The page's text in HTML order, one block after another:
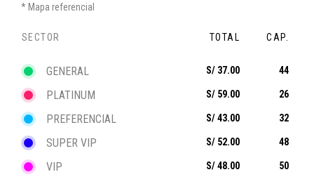
Mapa referencial
SECTOR TOTAL CAP.
GENERAL S/ 37.00 44
PLATINUM S/ 59.00 26
PREFERENCIAL S/ 43.00 32
SUPER VIP S/ 52.00 48
VIP S/ 48.00 50